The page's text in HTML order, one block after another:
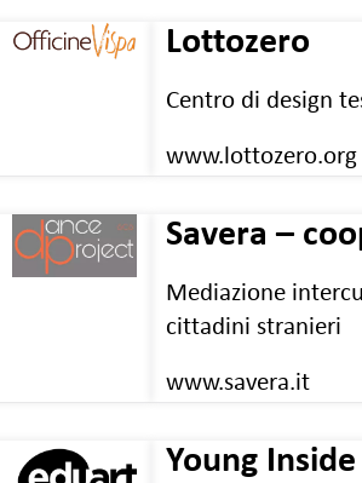
Lottozero
Centro di design
www.lottozero.org
Savera –
Mediazione
cittadini stranieri
www.savera.it
Young Inside